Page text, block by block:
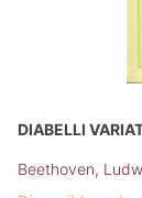
DIABELLI
Beethoven,